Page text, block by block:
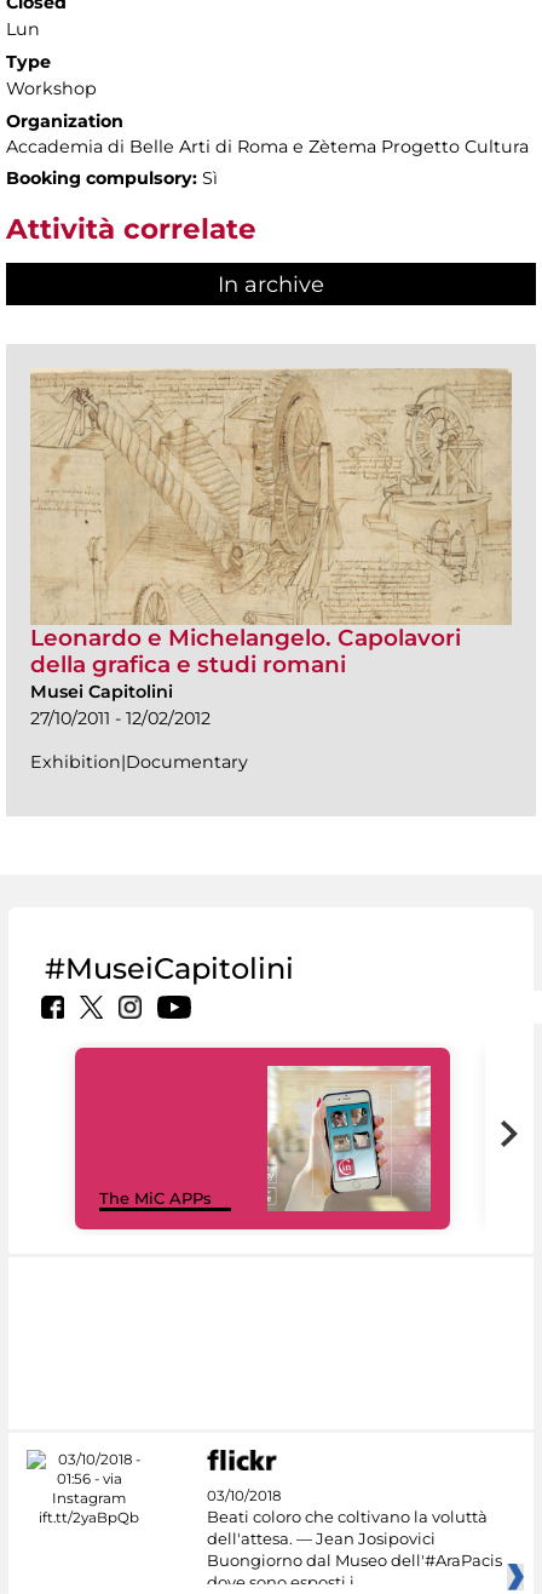
Lun
Type
Workshop
Organization
Accademia di Belle Arti di Roma e Zètema Progetto Cultura
Booking compulsory: Sì
Attività correlate
In archive
Leonardo e Michelangelo. Capolavori
della grafica e studi romani
Musei Capitolini
27/10/2011 - 12/02/2012
Exhibition|Documentary
#MuseiCapitolini
The MiC APPs
03/10/2018
Beati coloro che coltivano la voluttà
dell'attesa. — Jean Josipovici
Buongiorno dal Museo dell'#AraPacis
dove sono esposti i